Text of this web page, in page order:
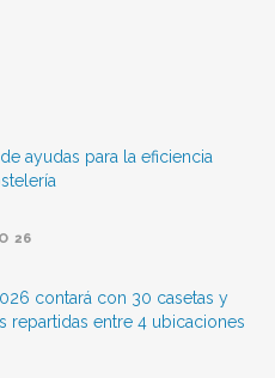
ayudas para la eficiencia
26
contará con 30 casetas y
repartidas entre 4 ubicaciones